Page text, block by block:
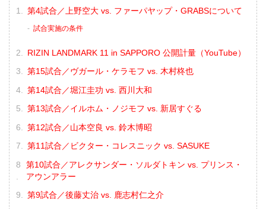
第4試合／上野空大 vs. ファーパヤップ・GRABSについて
試合実施の条件
RIZIN LANDMARK 11 in SAPPORO 公開計量（YouTube）
第15試合／ヴガール・ケラモフ vs. 木村柊也
第14試合／堀江圭功 vs. 西川大和
第13試合／イルホム・ノジモフ vs. 新居すぐる
第12試合／山本空良 vs. 鈴木博昭
第11試合／ビクター・コレスニック vs. SASUKE
第10試合／アレクサンダー・ソルダトキン vs. プリンス・
アウンアラー
第9試合／後藤丈治 vs. 鹿志村仁之介